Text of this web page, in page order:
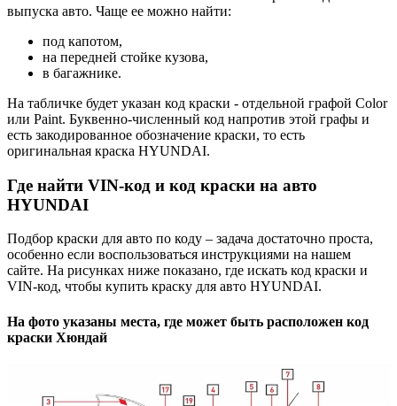
выпуска авто. Чаще ее можно найти:
под капотом,
на передней стойке кузова,
в багажнике.
На табличке будет указан код краски - отдельной графой Color
или Paint. Буквенно-численный код напротив этой графы и
есть закодированное обозначение краски, то есть
оригинальная краска HYUNDAI.
Где найти VIN-код и код краски на авто
HYUNDAI
Подбор краски для авто по коду – задача достаточно проста,
особенно если воспользоваться инструкциями на нашем
сайте. На рисунках ниже показано, где искать код краски и
VIN-код, чтобы купить краску для авто HYUNDAI.
На фото указаны места, где может быть расположен код
краски Хюндай